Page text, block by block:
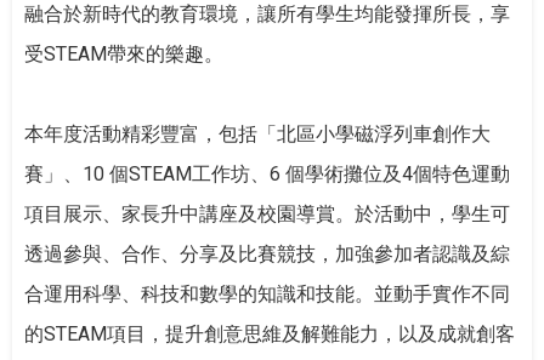
融合於新時代的教育環境，讓所有學生均能發揮所長，享
受STEAM帶來的樂趣。
本年度活動精彩豐富，包括「北區小學磁浮列車創作大
賽」、10 個STEAM工作坊、6 個學術攤位及4個特色運動
項目展示、家長升中講座及校園導賞。於活動中，學生可
透過參與、合作、分享及比賽競技，加強參加者認識及綜
合運用科學、科技和數學的知識和技能。並動手實作不同
的STEAM項目，提升創意思維及解難能力，以及成就創客